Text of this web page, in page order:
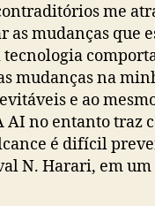
me
mudanças que
mudanças na
e ao
AI no entanto traz
é difícil
N. Harari, em um